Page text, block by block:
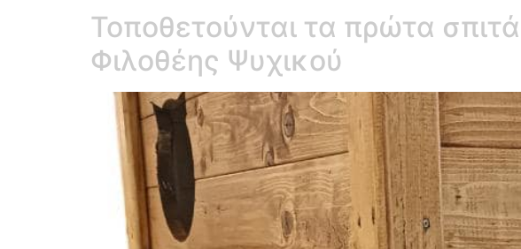
Τοποθετούνται τα πρώτα
Φιλοθέης Ψυχικού